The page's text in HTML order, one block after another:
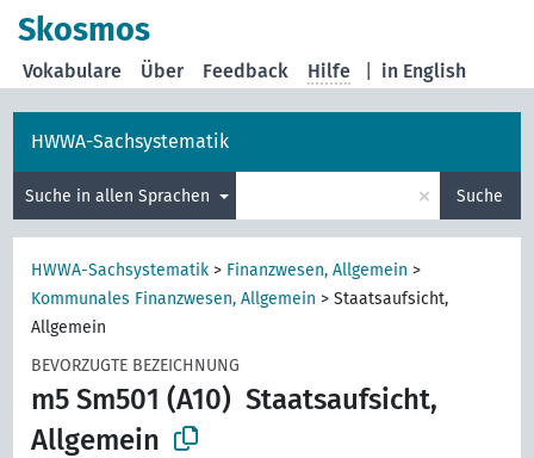
Skosmos
in English
Vokabulare Über Feedback Hilfe
HWWA-Sachsystematik
Suche in allen Sprachen × Suche
HWWA-Sachsystematik > Finanzwesen, Allgemein >
Kommunales Finanzwesen, Allgemein >Staatsaufsicht,
Allgemein
BEVORZUGTE BEZEICHNUNG
m5 Sm501 (A10) Staatsaufsicht,
Allgemein